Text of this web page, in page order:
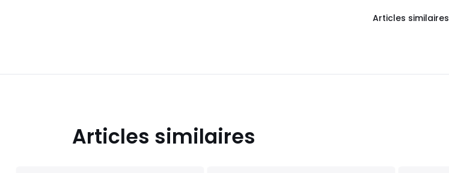
Articles similaires
Articles similaires